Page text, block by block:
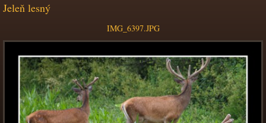
Jeleň lesný
IMG_6397.JPG